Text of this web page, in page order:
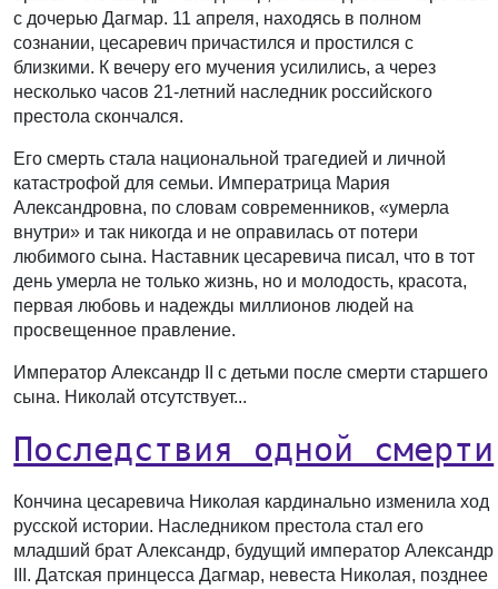
с дочерью Дагмар. 11 апреля, находясь в полном
сознании, цесаревич причастился и простился с
близкими. К вечеру его мучения усилились, а через
несколько часов 21-летний наследник российского
престола скончался.
Его смерть стала национальной трагедией и личной
катастрофой для семьи. Императрица Мария
Александровна, по словам современников, «умерла
внутри» и так никогда и не оправилась от потери
любимого сына. Наставник цесаревича писал, что в тот
день умерла не только жизнь, но и молодость, красота,
первая любовь и надежды миллионов людей на
просвещенное правление.
Император Александр II с детьми после смерти старшего
сына. Николай отсутствует...
Последствия одной смерти
Кончина цесаревича Николая кардинально изменила ход
русской истории. Наследником престола стал его
младший брат Александр, будущий император Александр
III. Датская принцесса Дагмар, невеста Николая, позднее